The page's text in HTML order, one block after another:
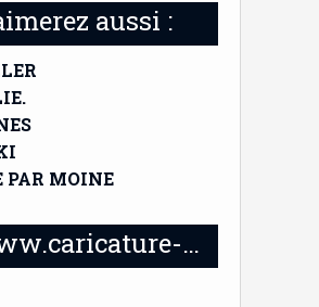
aussi :
PAR MOINE
https://www.caricature-delabruyere.com/